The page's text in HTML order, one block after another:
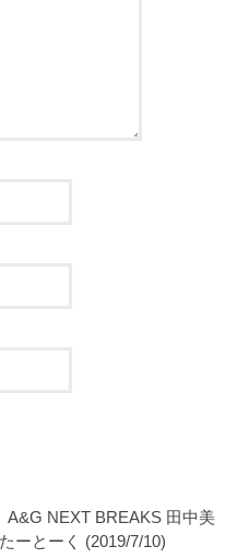
A&G NEXT BREAKS 田中美
ーとーく (2019/7/10)